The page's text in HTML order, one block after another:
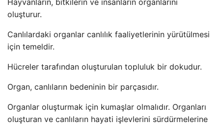
Hayvanların, bitkilerin ve insanların organlarını
oluşturur.
Canlılardaki organlar canlılık faaliyetlerinin yürütülmesi
için temeldir.
Hücreler tarafından oluşturulan topluluk bir dokudur.
Organ, canlıların bedeninin bir parçasıdır.
Organlar oluşturmak için kumaşlar olmalıdır. Organları
oluşturan ve canlıların hayati işlevlerini sürdürmelerine